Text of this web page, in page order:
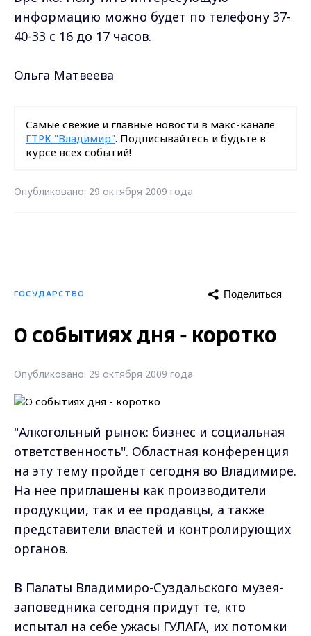
информацию можно будет по телефону 37-
40-33 с 16 до 17 часов.
Ольга Матвеева
Самые свежие и главные новости в макс-канале
ГТРК "Владимир". Подписывайтесь и будьте в
курсе всех событий!
Опубликовано: 29 октября 2009 года
ГОСУДАРСТВО Поделиться
О событиях дня - коротко
Опубликовано: 29 октября 2009 года
"Алкогольный рынок: бизнес и социальная
ответственность". Областная конференция
на эту тему пройдет сегодня во Владимире.
На нее приглашены как производители
продукции, так и ее продавцы, а также
представители властей и контролирующих
органов.
В Палаты Владимиро-Суздальского музея-
заповедника сегодня придут те, кто
испытал на себе ужасы ГУЛАГА, их потомки